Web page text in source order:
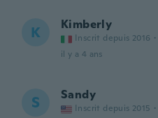
K Kimberly
Inscrit depuis 2016 ·
il y a 4 ans
S Sandy
Inscrit depuis 2015 ·